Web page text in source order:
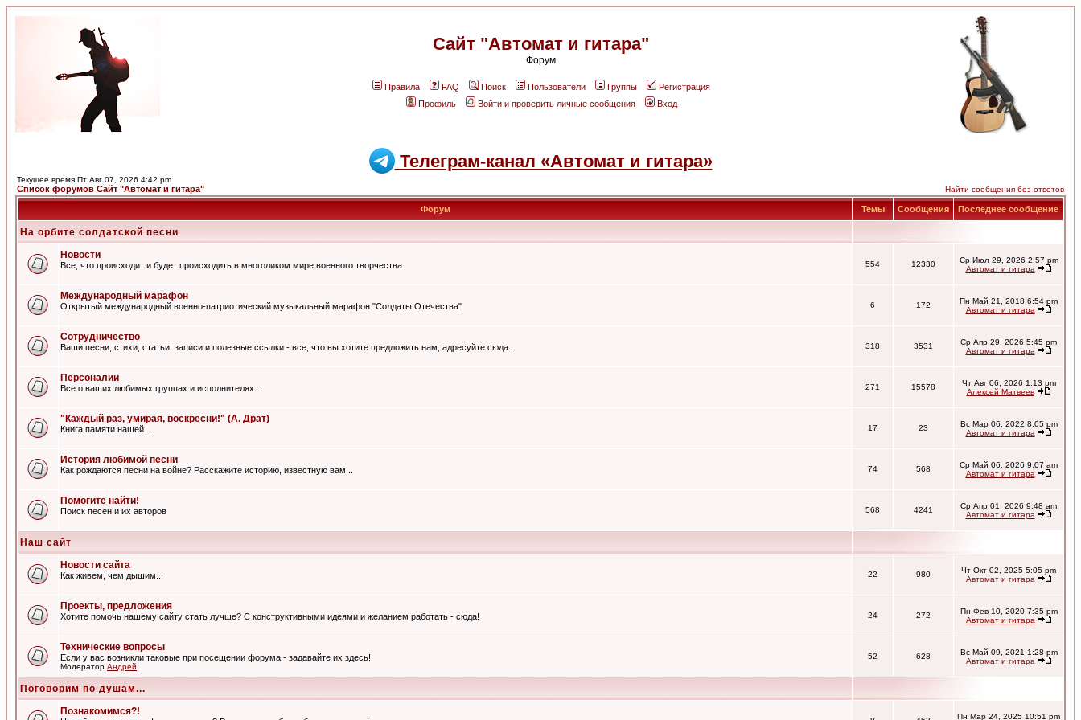
Сайт "Автомат и гитара"
Форум
Правила FAQ Поиск Пользователи Группы
Регистрация
Профиль
Войти и проверить личные сообщения Вход
Телеграм-канал «Автомат и гитара»
Текущее время Пт Авг 07, 2026 4:42 pm
Список форумов Сайт "Автомат и гитара" Найти сообщения без ответов
Форум Темы Сообщения Последнее сообщение
На орбите солдатской песни
Новости
Все, что происходит и будет происходить в многоликом мире военного творчества 554 12330
Ср Июл 29, 2026 2:57 pm
Автомат и гитара
Международный марафон
Открытый международный военно-патриотический музыкальный марафон "Солдаты Отечества" 6 172
Пн Май 21, 2018 6:54 pm
Автомат и гитара
Сотрудничество
Ваши песни, стихи, статьи, записи и полезные ссылки - все, что вы хотите предложить нам, адресуйте сюда... 318 3531
Ср Апр 29, 2026 5:45 pm
Автомат и гитара
Персоналии
Все о ваших любимых группах и исполнителях... 271 15578
Чт Авг 06, 2026 1:13 pm
Алексей Матвеев
"Каждый раз, умирая, воскресни!" (А. Драт)
Книга памяти нашей... 17 23
Вс Мар 06, 2022 8:05 pm
Автомат и гитара
История любимой песни
Как рождаются песни на войне? Расскажите историю, известную вам... 74 568
Ср Май 06, 2026 9:07 am
Автомат и гитара
Помогите найти!
Поиск песен и их авторов 568 4241
Ср Апр 01, 2026 9:48 am
Автомат и гитара
Наш сайт
Новости сайта
Как живем, чем дышим... 22 980
Чт Окт 02, 2025 5:05 pm
Автомат и гитара
Проекты, предложения
Хотите помочь нашему сайту стать лучше? С конструктивными идеями и желанием работать - сюда! 24 272
Пн Фев 10, 2020 7:35 pm
Автомат и гитара
Технические вопросы
Если у вас возникли таковые при посещении форума - задавайте их здесь!
Модератор Андрей
52 628
Вс Май 09, 2021 1:28 pm
Автомат и гитара
Поговорим по душам...
Познакомимся?!
Пн Мар 24, 2025 10:51 pm